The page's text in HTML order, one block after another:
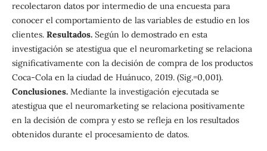
recolectaron datos por intermedio de una encuesta para
conocer el comportamiento de las variables de estudio en los
clientes. Resultados.Según lo demostrado en esta
investigación se atestigua que el neuromarketing se relaciona
significativamente con la decisión de compra de los productos
Coca-Cola en la ciudad de Huánuco, 2019. (Sig.=0,001).
Conclusiones.Mediante la investigación ejecutada se
atestigua que el neuromarketing se relaciona positivamente
en la decisión de compra y esto se refleja en los resultados
obtenidos durante el procesamiento de datos.